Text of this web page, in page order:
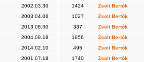
2002.03.30 1424 Zsolt Bertók
2003.04.06 1027 Zsolt Bertók
2013.08.30 337 Zsolt Bertók
2004.09.18 1956 Zsolt Bertók
2014.02.10 495 Zsolt Bertók
2001.07.18 1740 Zsolt Bertók